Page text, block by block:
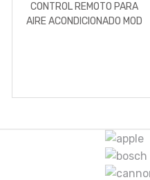
CONTROL REMOTO PARA
AIRE ACONDICIONADO MOD